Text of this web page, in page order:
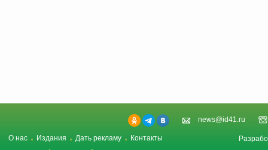
news@id41.ru
О нас Издания Дать рекламу Контакты